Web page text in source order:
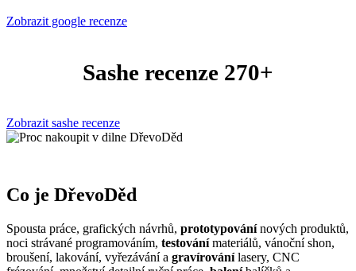
Zobrazit google recenze
Sashe recenze 270+
Zobrazit sashe recenze
Co je DřevoDěd
Spousta práce, grafických návrhů, prototypovánínových produktů,
noci strávané programováním, testovánímateriálů, vánoční shon,
broušení, lakování, vyřezávání a gravírovánílasery, CNC